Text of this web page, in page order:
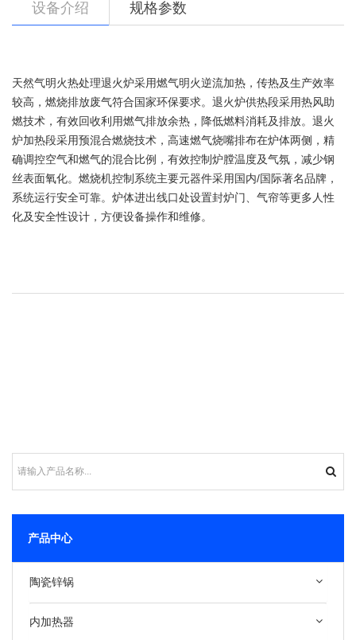
设备介绍 规格参数
天然气明火热处理退火炉采用燃气明火逆流加热，传热及生产效率
较高，燃烧排放废气符合国家环保要求。退火炉供热段采用热风助
燃技术，有效回收利用燃气排放余热，降低燃料消耗及排放。退火
炉加热段采用预混合燃烧技术，高速燃气烧嘴排布在炉体两侧，精
确调控空气和燃气的混合比例，有效控制炉膛温度及气氛，减少钢
丝表面氧化。燃烧机控制系统主要元器件采用国内/国际著名品牌，
系统运行安全可靠。炉体进出线口处设置封炉门、气帘等更多人性
化及安全性设计，方便设备操作和维修。
产品中心
陶瓷锌锅
内加热器